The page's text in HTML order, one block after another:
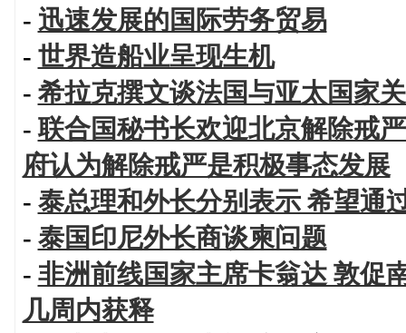
- 迅速发展的国际劳务贸易
- 世界造船业呈现生机
- 希拉克撰文谈法国与亚太国家
-联合国秘书长欢迎北京解除戒
府认为解除戒严是积极事态发展
- 泰总理和外长分别表示 希望通
- 泰国印尼外长商谈柬问题
- 非洲前线国家主席卡翁达 敦促
几周内获释